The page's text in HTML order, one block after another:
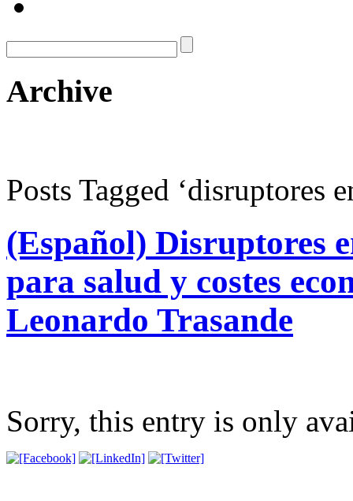
Archive
Posts Tagged ‘disruptores
(Español) Disruptores
para salud y costes
Leonardo Trasande
Sorry, this entry is only